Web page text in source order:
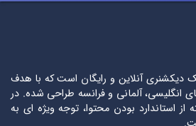
دیکشنری آنلاین و رایگان است که با هدف
انگلیسی، آلمانی و فرانسه طراحی شده. در
استاندارد بودن محتوا، توجه ویژه ای به